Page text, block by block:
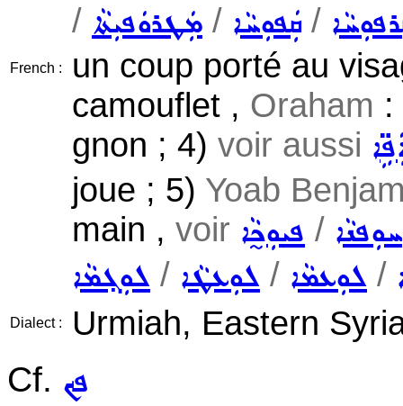
French :
/ ܡܲܛܪܘܿܦܝܼܬܵܐ / ܩܲܦܘܼܚܵܐ /
un coup porté au
camouflet , Oraham
gnon ; 4) voir aussi
joue ; 5) Yoab
main , voir ܦܝܘܼܟ̰ܵܐ / ܚܘܼܦܢܵܐ
ܠܘܼܓ݂ܡܵܐ / ܠܘܼܥܛܵܐ / ܠܘܼܥܡܵܐ /
Dialect :
Urmiah, Eastern
Cf. ܦܟ